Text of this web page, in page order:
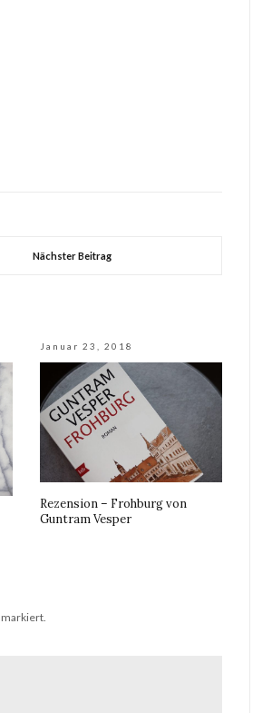
Nächster Beitrag
Januar 23, 2018
Rezension – Frohburg von
Guntram Vesper
markiert.